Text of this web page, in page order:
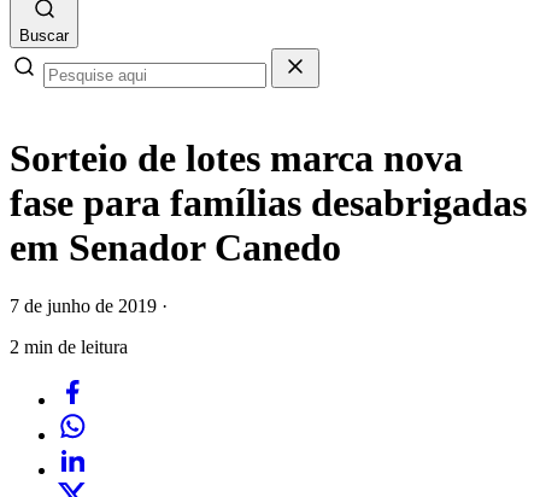
Buscar
Sorteio de lotes marca nova
fase para famílias desabrigadas
em Senador Canedo
7 de junho de 2019 ·
2 min de leitura